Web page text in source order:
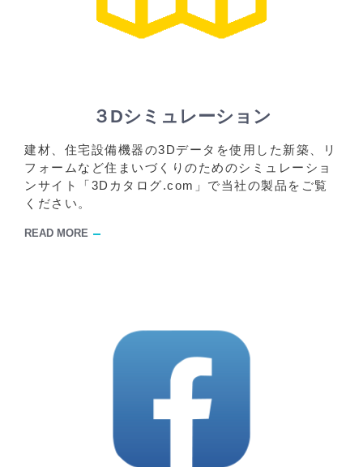
３Dシミュレーション
建材、住宅設備機器の3Dデータを使用した新築、リ
フォームなど住まいづくりのためのシミュレーショ
ンサイト「3Dカタログ.com」で当社の製品をご覧
ください。
READ MORE